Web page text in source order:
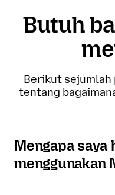
Butuh
Berikut sejumlah
tentang
Mengapa saya
menggunakan